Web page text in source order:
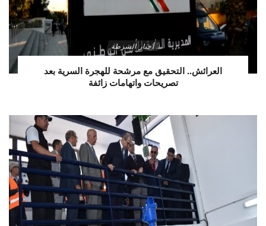
أخبار الشرطة
العرائش.. التحقيق مع مرشحة للهجرة السرية بعد
تصريحات واتهامات زائفة